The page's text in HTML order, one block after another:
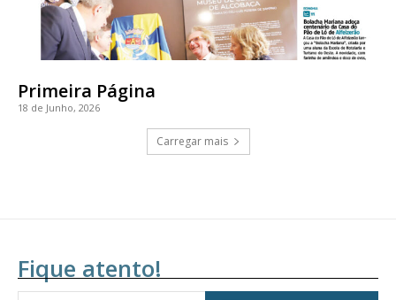
Primeira Página
18 de Junho, 2026
Carregar mais
Fique atento!